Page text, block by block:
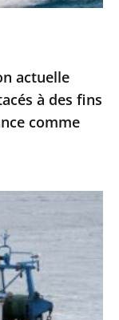
actuelle
à des fins
comme